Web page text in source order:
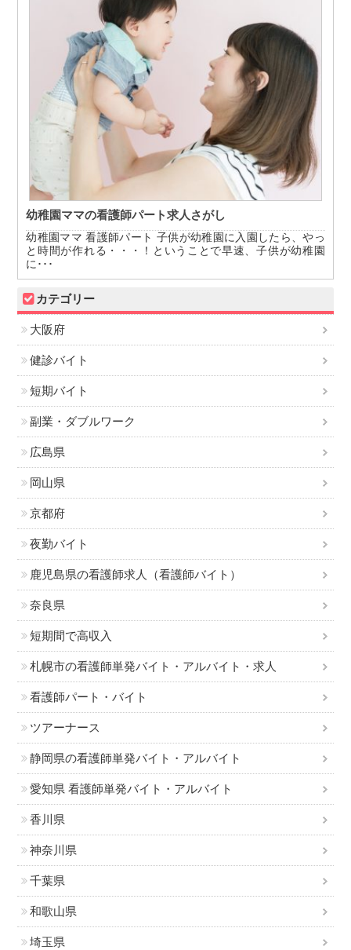
幼稚園ママの看護師パート求人さがし
幼稚園ママ 看護師パート 子供が幼稚園に入園したら、やっ
と時間が作れる・・・！ということで早速、子供が幼稚園
に･･･
カテゴリー
大阪府
健診バイト
短期バイト
副業・ダブルワーク
広島県
岡山県
京都府
夜勤バイト
鹿児島県の看護師求人（看護師バイト）
奈良県
短期間で高収入
札幌市の看護師単発バイト・アルバイト・求人
看護師パート・バイト
ツアーナース
静岡県の看護師単発バイト・アルバイト
愛知県 看護師単発バイト・アルバイト
香川県
神奈川県
千葉県
和歌山県
埼玉県